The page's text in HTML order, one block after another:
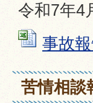
令和7年4
事故
苦情相談